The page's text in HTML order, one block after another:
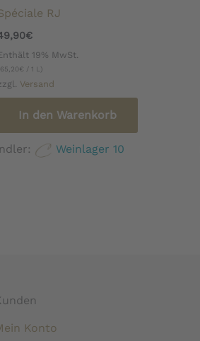
RJ
€
19% MwSt.
65,20€ / 1 L)
Versand
In den Warenkorb
Weinlager 10
Konto